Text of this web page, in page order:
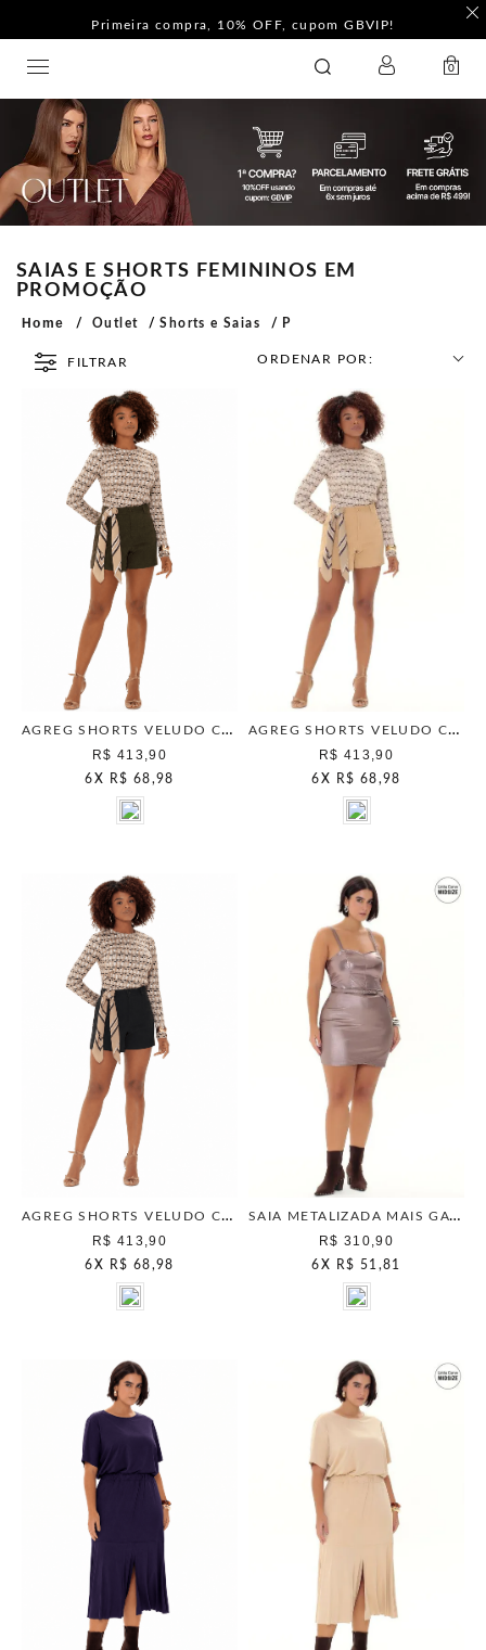
Primeira compra, 10% OFF, cupom GBVIP!
0
SAIAS E SHORTS FEMININOS EM
PROMOÇÃO
Home Outlet Shorts e Saias P
FILTRAR ORDENAR POR:
AGREG SHORTS VELUDO COTELE MILITAR
R$ 413,90
6 X R$ 68,98
AGREG SHORTS VELUDO COTELE BEGE ESCANDINAVO
R$ 413,90
6 X R$ 68,98
AGREG SHORTS VELUDO COTELE PRETO
R$ 413,90
6 X R$ 68,98
SAIA METALIZADA MAIS GATA ROSE
R$ 310,90
6 X R$ 51,81